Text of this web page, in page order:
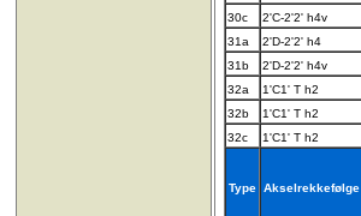
30c
2'C-2'2' h4v
31a
2'D-2'2' h4
31b
2'D-2'2' h4v
32a
1'C1' T h2
32b
1'C1' T h2
32c
1'C1' T h2
Type Akselrekkefølge